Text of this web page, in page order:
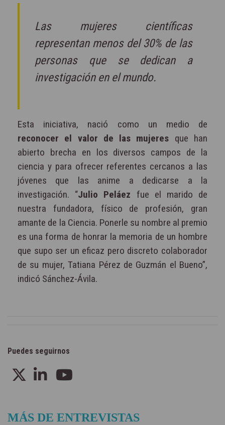
Las mujeres científicas
representan menos del 30% de las
personas que se dedican a
investigación en el mundo.
Esta iniciativa, nació como un medio de
reconocer el valor de las mujeres que han
abierto brecha en los diversos campos de la
ciencia y para ofrecer referentes cercanos a las
jóvenes que las anime a dedicarse a la
investigación. “Julio Peláez fue el marido de
nuestra fundadora, físico de profesión, gran
amante de la Ciencia. Ponerle su nombre al premio
es una forma de honrar la memoria de un hombre
que supo ser un eficaz pero discreto colaborador
de su mujer, Tatiana Pérez de Guzmán el Bueno”,
indicó Sánchez-Ávila.
Puedes seguirnos
MÁS DE ENTREVISTAS